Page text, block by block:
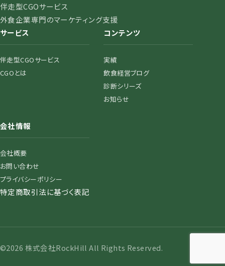
伴走型CGOサービス
外食企業専門のマーケティング支援
サービス
伴走型CGOサービス
CGOとは
コンテンツ
実績
飲食経営ブログ
診断シリーズ
お知らせ
会社情報
会社概要
お問い合わせ
プライバシーポリシー
特定商取引法に基づく表記
©2026 株式会社RockHill All Rights Reserved.